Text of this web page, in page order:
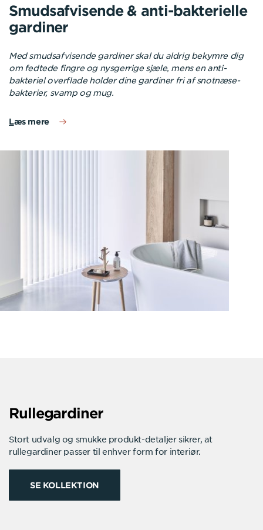
Smudsafvisende & anti-bakterielle
gardiner
Med smudsafvisende gardiner skal du aldrig bekymre dig
om fedtede fingre og nysgerrige sjæle, mens en anti-
bakteriel overflade holder dine gardiner fri af snotnæse-
bakterier, svamp og mug.
Læs mere
Rullegardiner
Stort udvalg og smukke produkt-detaljer sikrer, at
rullegardiner passer til enhver form for interiør.
SE KOLLEKTION